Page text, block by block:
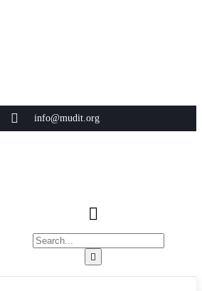
info@mudit.org